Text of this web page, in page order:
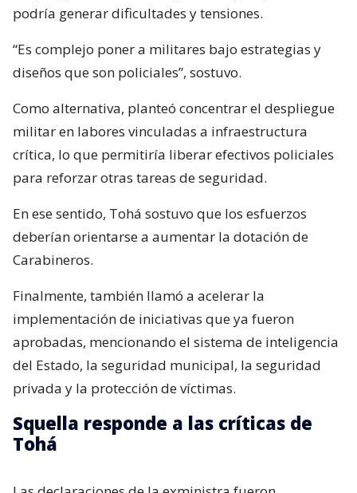
podría generar dificultades y tensiones.
“Es complejo poner a militares bajo estrategias y
diseños que son policiales”, sostuvo.
Como alternativa, planteó concentrar el despliegue
militar en labores vinculadas a infraestructura
crítica, lo que permitiría liberar efectivos policiales
para reforzar otras tareas de seguridad.
En ese sentido, Tohá sostuvo que los esfuerzos
deberían orientarse a aumentar la dotación de
Carabineros.
Finalmente, también llamó a acelerar la
implementación de iniciativas que ya fueron
aprobadas, mencionando el sistema de inteligencia
del Estado, la seguridad municipal, la seguridad
privada y la protección de víctimas.
Squella responde a las críticas de
Tohá